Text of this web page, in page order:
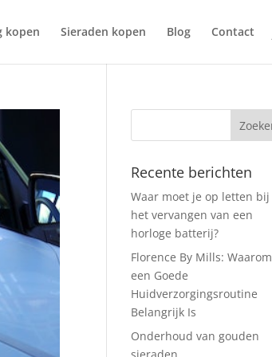
kopen Sieraden kopen Blog Contact
Recente berichten
Waar moet je op letten bij
het vervangen van een
horloge batterij?
Florence By Mills: Waarom
een Goede
Huidverzorgingsroutine
Belangrijk Is
Onderhoud van gouden